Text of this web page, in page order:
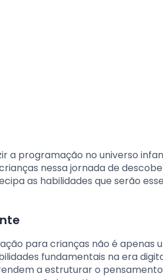
a programação no universo
nessa jornada de
as habilidades que serão
para crianças não é apenas
fundamentais na era
a estruturar o